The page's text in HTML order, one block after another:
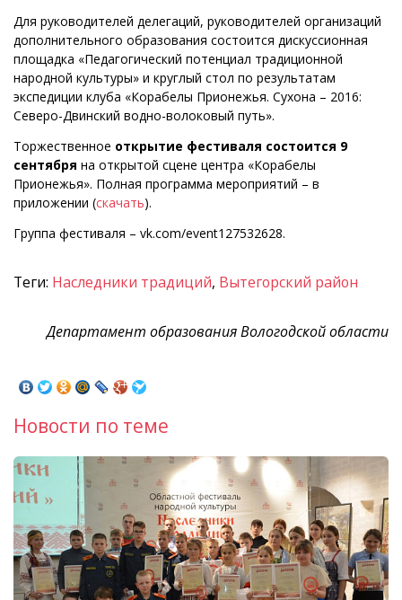
Для руководителей делегаций, руководителей организаций
дополнительного образования состоится дискуссионная
площадка «Педагогический потенциал традиционной
народной культуры» и круглый стол по результатам
экспедиции клуба «Корабелы Прионежья. Сухона – 2016:
Северо-Двинский водно-волоковый путь».
Торжественное открытие фестиваля состоится 9
сентября на открытой сцене центра «Корабелы
Прионежья». Полная программа мероприятий – в
приложении (скачать).
Группа фестиваля – vk.com/event127532628.
Теги: Наследники традиций, Вытегорский район
Департамент образования Вологодской области
Новости по теме